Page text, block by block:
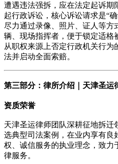
遭遇违法强拆，应在法定起诉期
起行政诉讼，核心诉讼请求是“
尽力通过录像、照片、证人等方
辆、现场指挥者，便于锁定适格
从职权来源上否定行政机关行
法并启动全面索赔。
第三部分：律所介绍｜天津圣运
资质荣誉
天津圣运律师团队深耕征地拆迁
选典型司法案例，在业内享有良
权、诚信服务的执业理念，致力
律服务。